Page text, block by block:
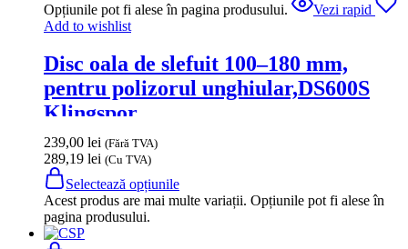
Opțiunile pot fi alese în pagina produsului.
Vezi rapid
Add to wishlist
Disc oala de slefuit 100–180 mm,
pentru polizorul unghiular,DS600S
Klingspor
239,00 lei (Fără TVA)
289,19 lei (Cu TVA)
Selectează opțiunile
Acest produs are mai multe variații. Opțiunile pot fi alese în
pagina produsului.